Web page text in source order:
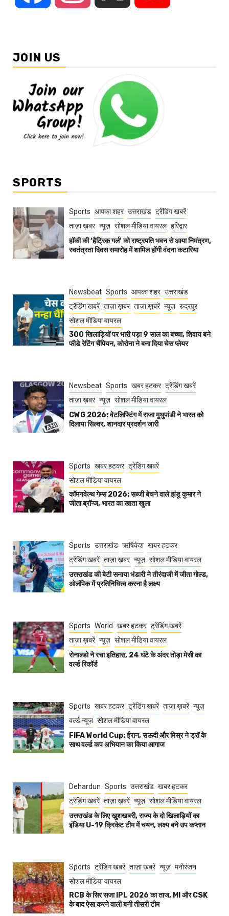
JOIN US
SPORTS
Sports आपका शहर उत्तराखंड ट्रेंडिंग खबरें
ताज़ा ख़बर न्यूज़ सोशल मीडिया वायरल हरिद्वार
हॉकी की ‘हैट्रिक गर्ल’ को राष्ट्रपति भवन से आया निमंत्रण,
स्वतंत्रता दिवस समारोह में शामिल होंगी वंदना कटारिया
Newsbeat Sports आपका शहर उत्तराखंड
ट्रेंडिंग खबरें ताज़ा ख़बर ताज़ा ख़बरें न्यूज़ रुद्रपुर
सोशल मीडिया वायरल
300 खिलाड़ियों पर भारी पड़ा 9 साल का बच्चा, शिवाय बने
फीडे रेटिंग चैंपियन, कोरोना ने बना दिया चेस प्लेयर
Newsbeat Sports खबर हटकर ट्रेंडिंग खबरें
ताज़ा ख़बर न्यूज़ सोशल मीडिया वायरल
CWG 2026: वेटलिफ्टिंग में राजा मुथुपांडी ने भारत को
दिलाया सिल्वर, शानदार प्रदर्शन जारी
Sports खबर हटकर ट्रेंडिंग खबरें
सोशल मीडिया वायरल
कॉमनवेल्थ गेम्स 2026: सब्जी बेचने वाले झंडू कुमार ने
जीता ब्रॉन्ज, भारत का खाता खुला
Sports उत्तराखंड ऋषिकेश खबर हटकर
ट्रेंडिंग खबरें ताज़ा ख़बर न्यूज़ सोशल मीडिया वायरल
उत्तराखंड की बेटी सनाया भंडारी ने तीरंदाजी में जीता गोल्ड,
ओलंपिक में प्रतिनिधित्व करना है लक्ष्य
Sports World खबर हटकर ट्रेंडिंग खबरें
ताज़ा ख़बरें न्यूज़ सोशल मीडिया वायरल
रोनाल्डो ने रचा इतिहास, 24 घंटे के अंदर तोड़ा मेसी का
वर्ल्ड रिकॉर्ड
Sports खबर हटकर ट्रेंडिंग खबरें ताज़ा ख़बरें न्यूज़
वर्ल्ड न्यूज़ सोशल मीडिया वायरल
FIFA World Cup: ईरान, सऊदी और मिस्र ने ड्रॉ के
साथ वर्ल्ड कप अभियान का किया आगाज
Dehardun Sports उत्तराखंड खबर हटकर
ट्रेंडिंग खबरें ताज़ा ख़बरें न्यूज़ सोशल मीडिया वायरल
उत्तराखंड के लिए खुशखबरी, राज्य के दो खिलाड़ियों का
इंडिया U-19 क्रिकेट टीम में चयन, लक्ष्य बने उप कप्तान
Sports ट्रेंडिंग खबरें ताज़ा ख़बरें न्यूज़ मनोरंजन
सोशल मीडिया वायरल
RCB के सिर सजा IPL 2026 का ताज, MI और CSK
के बाद ऐसा करने वाली बनी तीसरी टीम